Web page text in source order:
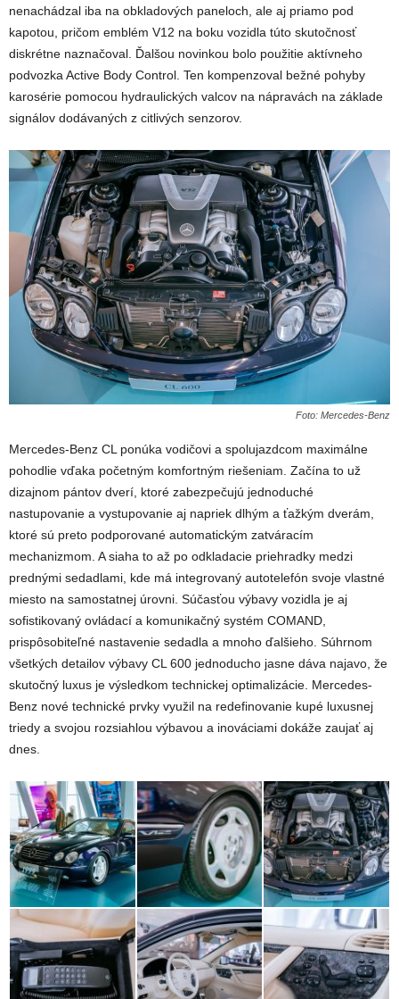
nenachádzal iba na obkladových paneloch, ale aj priamo pod
kapotou, pričom emblém V12 na boku vozidla túto skutočnosť
diskrétne naznačoval. Ďalšou novinkou bolo použitie aktívneho
podvozka Active Body Control. Ten kompenzoval bežné pohyby
karosérie pomocou hydraulických valcov na nápravách na základe
signálov dodávaných z citlivých senzorov.
Foto: Mercedes-Benz
Mercedes-Benz CL ponúka vodičovi a spolujazdcom maximálne
pohodlie vďaka početným komfortným riešeniam. Začína to už
dizajnom pántov dverí, ktoré zabezpečujú jednoduché
nastupovanie a vystupovanie aj napriek dlhým a ťažkým dverám,
ktoré sú preto podporované automatickým zatváracím
mechanizmom. A siaha to až po odkladacie priehradky medzi
prednými sedadlami, kde má integrovaný autotelefón svoje vlastné
miesto na samostatnej úrovni. Súčasťou výbavy vozidla je aj
sofistikovaný ovládací a komunikačný systém COMAND,
prispôsobiteľné nastavenie sedadla a mnoho ďalšieho. Súhrnom
všetkých detailov výbavy CL 600 jednoducho jasne dáva najavo, že
skutočný luxus je výsledkom technickej optimalizácie. Mercedes-
Benz nové technické prvky využil na redefinovanie kupé luxusnej
triedy a svojou rozsiahlou výbavou a inováciami dokáže zaujať aj
dnes.